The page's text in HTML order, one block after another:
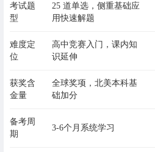
考试题
型
25 道单选，侧重基础应
用快速解题
难度定
位
高中竞赛入门，课内知
识延伸
获奖含
金量
全球奖项，北美本科基
础加分
备考周
期
3-6个月系统学习